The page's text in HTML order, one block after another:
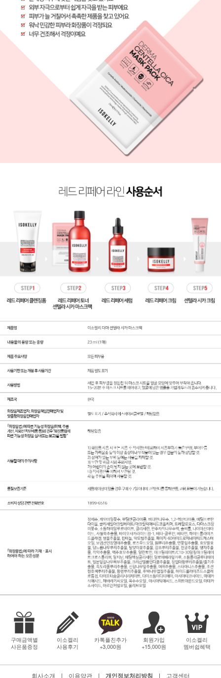
구매금액별
사은품증정
이소켈리
사용후기
카톡플친추가
+3,000원
회원가입
+15,000원
이소켈리
멤버쉽혜택
회사소개 | 이용약관| 개인정보처리방침 | 고객센터